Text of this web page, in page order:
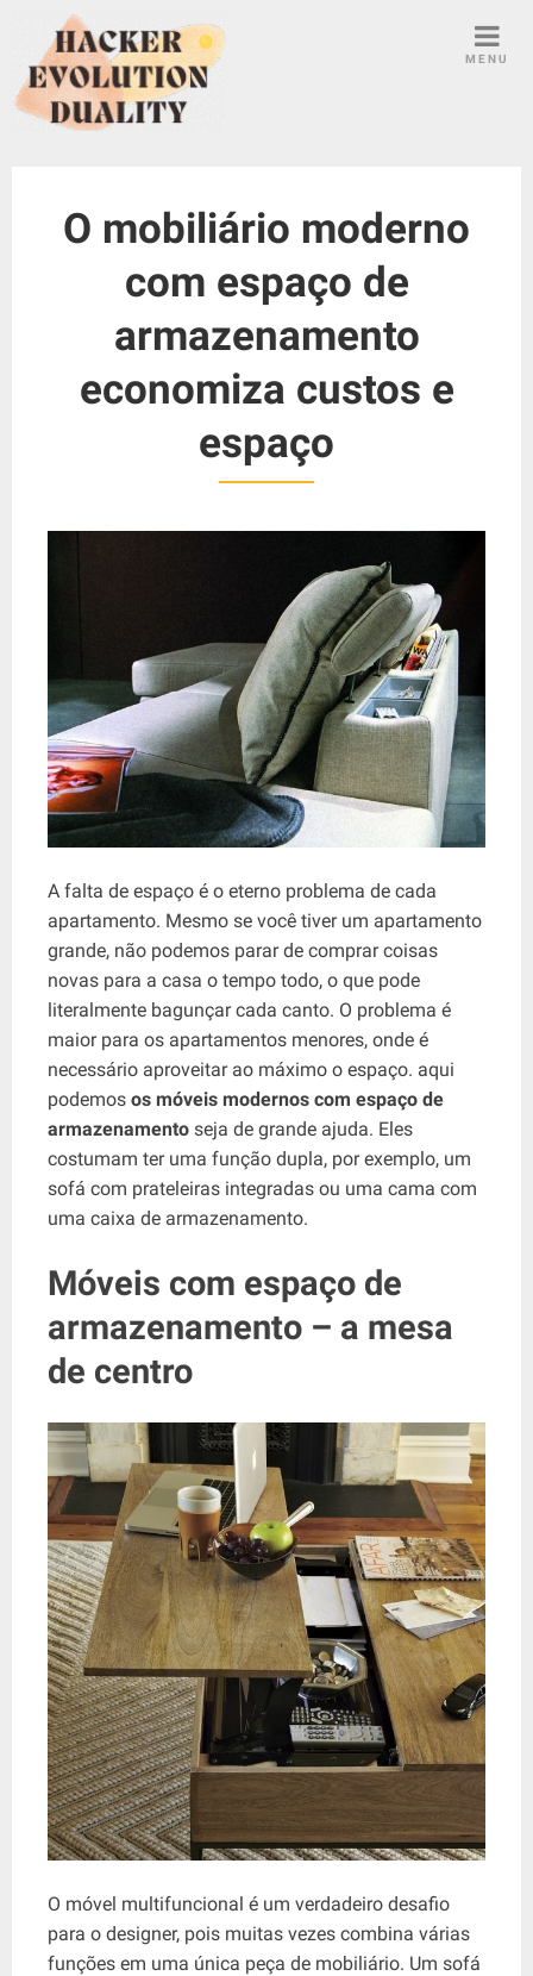
MENU
O mobiliário moderno
com espaço de
armazenamento
economiza custos e
espaço
A falta de espaço é o eterno problema de cada
apartamento. Mesmo se você tiver um apartamento
grande, não podemos parar de comprar coisas
novas para a casa o tempo todo, o que pode
literalmente bagunçar cada canto. O problema é
maior para os apartamentos menores, onde é
necessário aproveitar ao máximo o espaço. aqui
podemos os móveis modernos com espaço de
armazenamento seja de grande ajuda. Eles
costumam ter uma função dupla, por exemplo, um
sofá com prateleiras integradas ou uma cama com
uma caixa de armazenamento.
Móveis com espaço de
armazenamento – a mesa
de centro
O móvel multifuncional é um verdadeiro desafio
para o designer, pois muitas vezes combina várias
funções em uma única peça de mobiliário. Um sofá